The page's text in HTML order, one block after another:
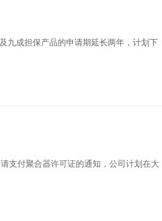
九成担保产品的申请期延长两年，计划下
支付聚合器许可证的通知，公司计划在大